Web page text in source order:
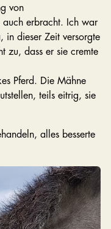
von
erbracht. Ich war
in dieser Zeit versorgte
zu, dass er sie cremte
Pferd. Die Mähne
teils eitrig, sie
alles besserte